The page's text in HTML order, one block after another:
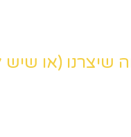
(או שיש